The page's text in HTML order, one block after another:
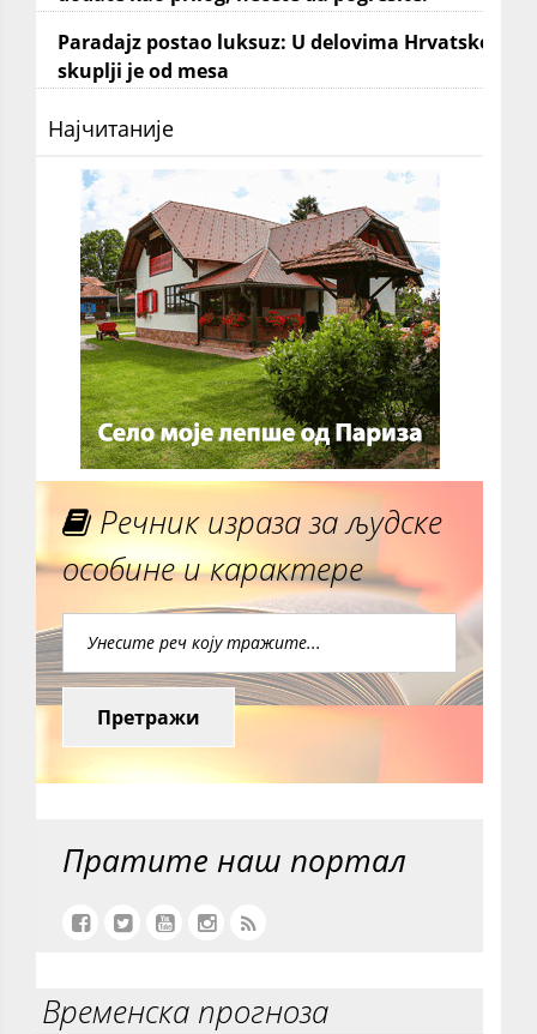
Paradajz postao luksuz: U delovima Hrvatske
skuplji je od mesa
Најчитаније
Речник израза за људске
особине и карактере
Претражи
Пратите наш портал
Временска прогноза